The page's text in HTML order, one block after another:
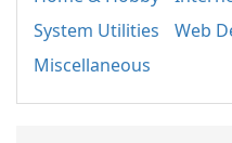
System Utilities
Web
Miscellaneous